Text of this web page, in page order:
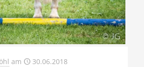
am 30.06.2018